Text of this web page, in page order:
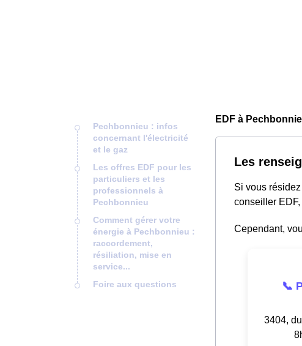
Pechbonnieu : infos
concernant l'électricité
et le gaz
Les offres EDF pour les
particuliers et les
professionnels à
Pechbonnieu
Comment gérer votre
énergie à Pechbonnieu :
raccordement,
résiliation, mise en
service...
Foire aux questions
EDF à
Les
Si vous
conseiller
Cependant,
📞
3404,